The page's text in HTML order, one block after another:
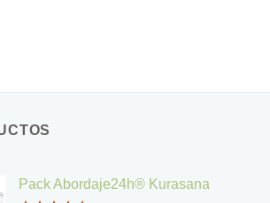
Pack Abordaje24h® Kurasana